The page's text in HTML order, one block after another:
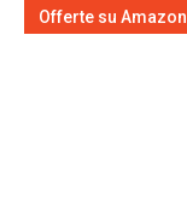
Offerte su Amazon